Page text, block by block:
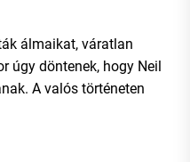
álmaikat, váratlan
úgy döntenek, hogy Neil
A valós történeten